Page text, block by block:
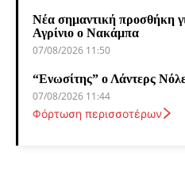
Νέα σημαντική προσθήκη
Αγρίνιο ο Νακάμπα
07/08/2026 11:50
“Ενωσίτης” ο Λάντερς
07/08/2026 11:44
Φόρτωση περισσοτέρων